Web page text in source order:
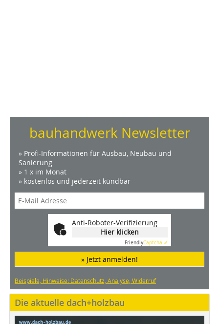
bauhandwerk Newsletter
» Profi-Informationen für Ausbau, Neubau und
Sanierung
» 1 x im Monat
» kostenlos und jederzeit kündbar
Anti-Roboter-Verifizierung
Hier klicken
FriendlyCaptcha ⇗
» Jetzt anmelden!
Beispiele, Hinweise: Datenschutz, Analyse, Widerruf
Die aktuelle dach+holzbau